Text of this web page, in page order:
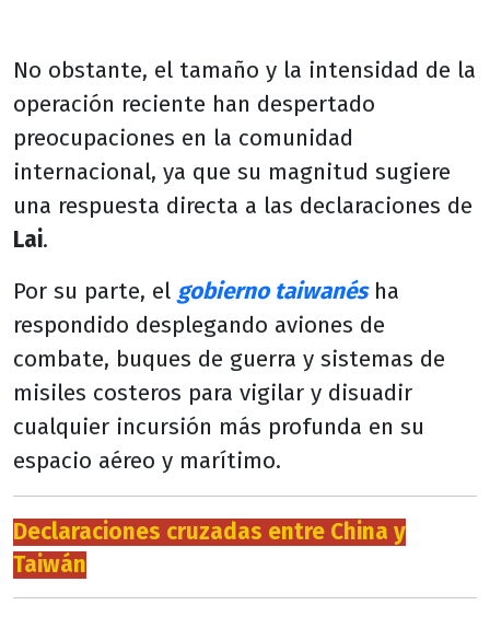
No obstante, el tamaño y la intensidad de la
operación reciente han despertado
preocupaciones en la comunidad
internacional, ya que su magnitud sugiere
una respuesta directa a las declaraciones de
Lai.
Por su parte, el gobierno taiwanésha
respondido desplegando aviones de
combate, buques de guerra y sistemas de
misiles costeros para vigilar y disuadir
cualquier incursión más profunda en su
espacio aéreo y marítimo.
Declaraciones cruzadas entre China y
Taiwán